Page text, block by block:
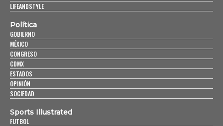
LIFEANDSTYLE
Política
GOBIERNO
MÉXICO
CONGRESO
CDMX
ESTADOS
OPINIÓN
SOCIEDAD
Sports Illustrated
FUTBOL